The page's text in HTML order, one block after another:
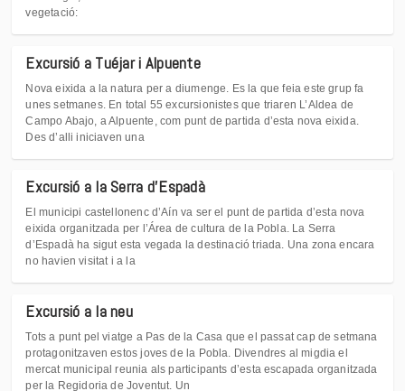
vegetació:
Excursió a Tuéjar i Alpuente
Nova eixida a la natura per a diumenge. Es la que feia este grup fa
unes setmanes. En total 55 excursionistes que triaren L’Aldea de
Campo Abajo, a Alpuente, com punt de partida d’esta nova eixida.
Des d’alli iniciaven una
Excursió a la Serra d'Espadà
El municipi castellonenc d’Aín va ser el punt de partida d’esta nova
eixida organitzada per l’Área de cultura de la Pobla. La Serra
d’Espadà ha sigut esta vegada la destinació triada. Una zona encara
no havien visitat i a la
Excursió a la neu
Tots a punt pel viatge a Pas de la Casa que el passat cap de setmana
protagonitzaven estos joves de la Pobla. Divendres al migdia el
mercat municipal reunia als participants d’esta escapada organitzada
per la Regidoria de Joventut. Un